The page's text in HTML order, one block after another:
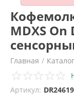
MDXS
Главная /
Артикул: